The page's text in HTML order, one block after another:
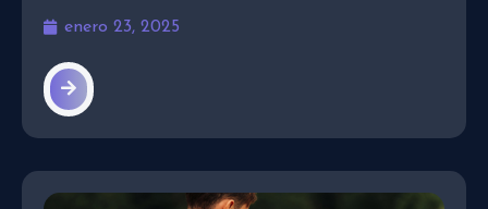
enero 23, 2025